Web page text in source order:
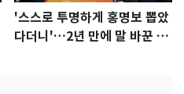
'스스로 투명하게 홍명보 뽑았
다더니'…2년 만에 말 바꾼 이